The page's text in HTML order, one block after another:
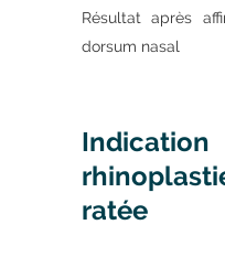
Résultat après
dorsum nasal
ratée